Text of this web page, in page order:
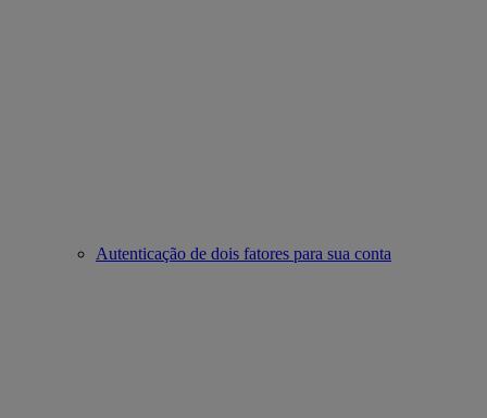
Autenticação de dois fatores para sua conta